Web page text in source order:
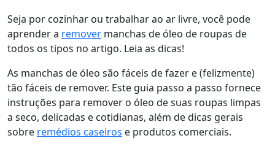
Seja por cozinhar ou trabalhar ao ar livre, você pode
aprender a remover manchas de óleo de roupas de
todos os tipos no artigo. Leia as dicas!
As manchas de óleo são fáceis de fazer e (felizmente)
tão fáceis de remover. Este guia passo a passo fornece
instruções para remover o óleo de suas roupas limpas
a seco, delicadas e cotidianas, além de dicas gerais
sobre remédios caseiros e produtos comerciais.